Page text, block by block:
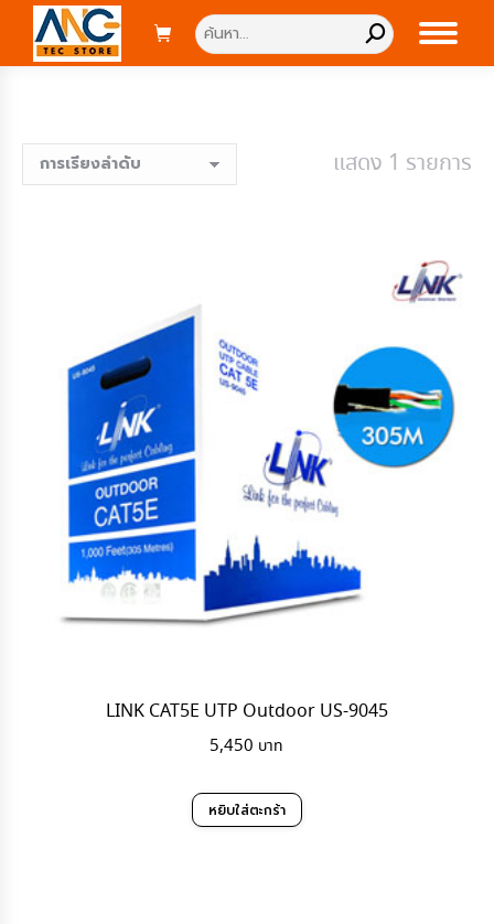
Search:
แสดง 1 รายการ
LINK CAT5E UTP Outdoor US-9045
5,450
หยิบใส่ตะกร้า